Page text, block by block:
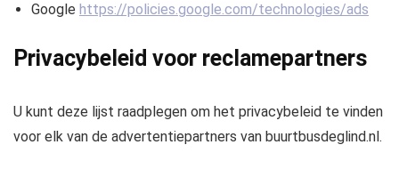
Google https://policies.google.com/technologies/ads
Privacybeleid voor reclamepartners
U kunt deze lijst raadplegen om het privacybeleid te vinden
voor elk van de advertentiepartners van buurtbusdeglind.nl.